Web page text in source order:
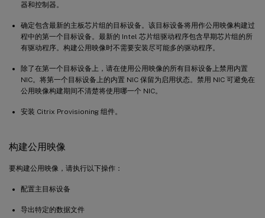
器和控制器。
确定包含最新的主板芯片组的目标设备。该目标设备将用作公用映像构建过
程中的第一个目标设备。最新的 Intel 芯片组驱动程序包含早期芯片组的所
有驱动程序。构建公用映像时不需要安装尽可能多的驱动程序。
除了在第一个目标设备上，请在使用公用映像的所有目标设备上禁用内置
NIC。将第一个目标设备上的内置 NIC 保留为启用状态。禁用 NIC 可避免在
公用映像构建期间不清楚将使用哪一个 NIC。
安装 Citrix Provisioning 组件。
构建公用映像
要构建公用映像，请执行以下操作：
配置主目标设备
导出特定的数据文件